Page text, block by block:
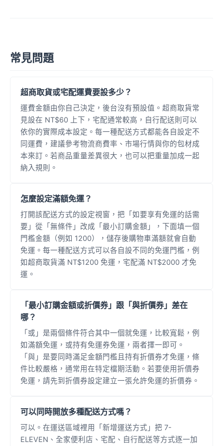
常見問題
超商取貨或宅配運費要設多少？
運費金額由你自己決定，後台沒有預設值。超商取貨常
見設在 NT$60 上下，宅配通常較高，自行配送則可以
依你的實際成本設定。每一種配送方式都能各自設定不
同運費，建議參考物流商費率、市場行情與你的包材成
本來訂。若商品重量差異很大，也可以把重量加成一起
納入規則。
怎麼設定滿額免運？
打開該配送方式的設定視窗，把「如要享有免運的話需
要」從「無條件」改成「最小訂購金額」，下面填一個
門檻金額（例如 1200），儲存後購物車滿額就會自動
免運。每一種配送方式可以各自設不同的免運門檻，例
如超商取貨滿 NT$1200 免運，宅配滿 NT$2000 才免
運。
「最小訂購金額或折價券」跟「與折價券」差在
哪？
「或」是兩個條件符合其中一個就免運，比較寬鬆，例
如滿額免運，或持有免運券免運，兩者擇一即可。
「與」是要同時滿足金額門檻且持有折價券才免運，條
件比較嚴格，通常用在特定檔期活動。若要使用折價券
免運，請先到折價券設定建立一張允許免運的折價券。
可以同時開放多種配送方式嗎？
可以。在運送區域裡用「新增運送方式」把 7-
ELEVEN、全家便利店、宅配、自行配送等方式逐一加